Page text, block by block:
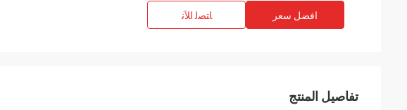
افضل سعر ﺎﺘﺼﻟ ﺍﻶﻧ
تفاصيل المنتج